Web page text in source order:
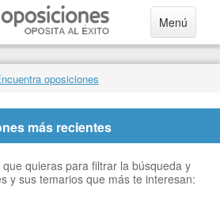
Menú
oposiciones
más recientes
quieras para filtrar la búsqueda y
y sus temarios que más te interesan: